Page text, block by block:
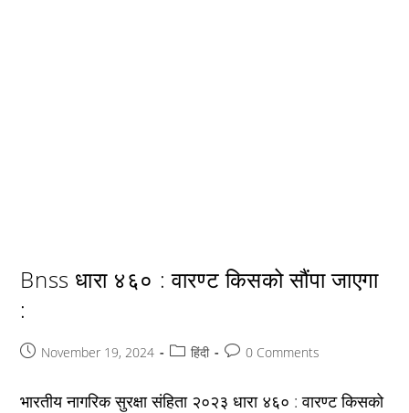
Bnss धारा ४६० : वारण्ट किसको सौंपा जाएगा
:
PostNovember 19, 2024
Postहिंदी
Post0 Comments
भारतीय नागरिक सुरक्षा संहिता २०२३ धारा ४६० : वारण्ट किसको